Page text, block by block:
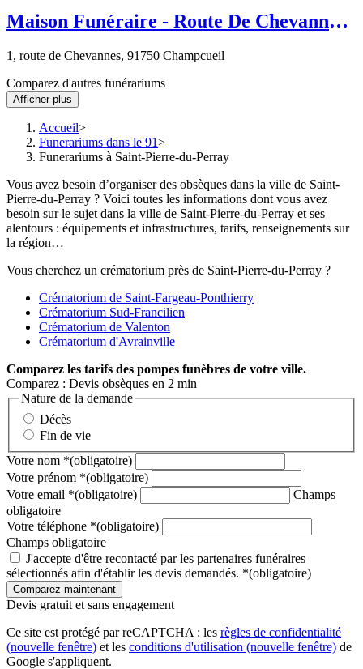
Maison Funéraire - Route De Chevannes -
1, route de Chevannes, 91750 Champcueil
Comparez d'autres funérariums
Afficher plus
Accueil
Funerariums dans le 91
Funerariums à Saint-Pierre-du-Perray
Vous avez besoin d’organiser des obsèques dans la ville de Saint-
Pierre-du-Perray ? Voici toutes les informations dont vous avez
besoin sur le sujet dans la ville de Saint-Pierre-du-Perray et ses
alentours : équipements et infrastructures, tarifs, renseignements sur
la région…
Vous cherchez un crématorium près de Saint-Pierre-du-Perray ?
Crématorium de Saint-Fargeau-Ponthierry
Crématorium Sud-Francilien
Crématorium de Valenton
Crématorium d'Avrainville
Comparez les tarifs des pompes funèbres de votre ville.
Comparez : Devis obsèques en 2 min
Nature de la demande
Décès
Fin de vie
Votre nom *(obligatoire)
Votre prénom *(obligatoire)
Votre email *(obligatoire)
Champs
obligatoire
Votre téléphone *(obligatoire)
Champs obligatoire
J'accepte d'être recontacté par les partenaires funéraires
sélectionnés afin d'établir les devis demandés. *(obligatoire)
Devis gratuit et sans engagement
Ce site est protégé par reCAPTCHA : les règles de confidentialité
(nouvelle fenêtre) et les conditions d'utilisation (nouvelle fenêtre) de
Google s'appliquent.